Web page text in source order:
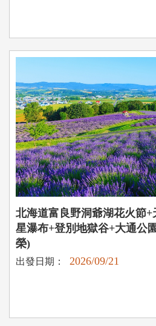
北海道富良野洞爺湖花火節
星瀑布+登別地獄谷+大通公
榮)
出發日期： 2026/09/21